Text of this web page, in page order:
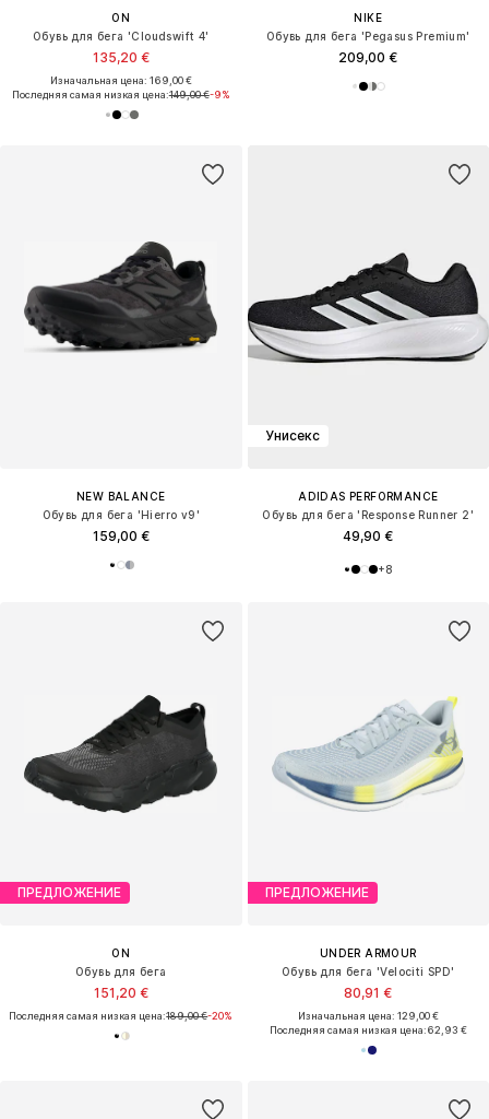
ON
Обувь для бега 'Cloudswift 4'
135,20 €
Изначальная цена: 169,00 €
Последняя самая низкая цена:149,00 €-9%
NIKE
Обувь для бега 'Pegasus Premium'
209,00 €
NEW BALANCE
Обувь для бега 'Hierro v9'
159,00 €
Унисекс
ADIDAS PERFORMANCE
Обувь для бега 'Response Runner 2'
49,90 €
+8
ПРЕДЛОЖЕНИЕ
ON
Обувь для бега
151,20 €
Последняя самая низкая цена:189,00 €-20%
ПРЕДЛОЖЕНИЕ
UNDER ARMOUR
Обувь для бега 'Velociti SPD'
80,91 €
Изначальная цена: 129,00 €
Последняя самая низкая цена:62,93 €